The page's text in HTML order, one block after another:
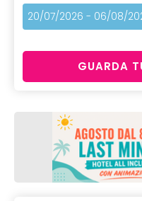
20/07/2026 - 06/08/
GUARDA